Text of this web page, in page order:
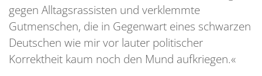
gegen Alltagsrassisten und verklemmte
Gutmenschen, die in Gegenwart eines schwarzen
Deutschen wie mir vor lauter politischer
Korrektheit kaum noch den Mund aufkriegen.«